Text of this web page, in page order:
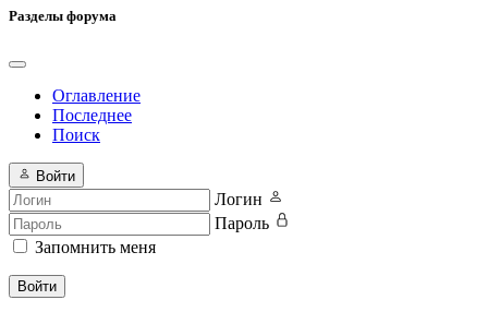
Разделы форума
Оглавление
Последнее
Поиск
Войти
Логин
Пароль
Запомнить меня
Войти